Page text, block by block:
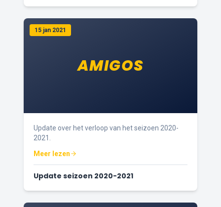
AMIGOS
15 jan 2021
Update over het verloop van het seizoen 2020-
2021.
Meer lezen
Update seizoen 2020-2021